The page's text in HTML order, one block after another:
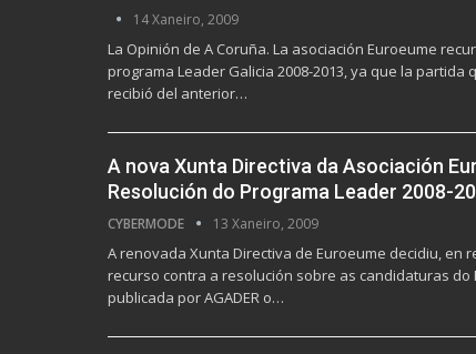
14 Xaneiro, 2009
La Opinión de A Coruña. La asociación Euroeume
programa Leader Galicia 2008-2013, ya que la
recibió del anterior…
A nova Xunta Directiva da Asociación
Resolución do Programa Leader 2008-
CYBERMODE 13 Xaneiro, 2009
A renovada Xunta Directiva de Euroeume decidiu,
recurso contra a resolución sobre as candidaturas
publicada por AGADER o…